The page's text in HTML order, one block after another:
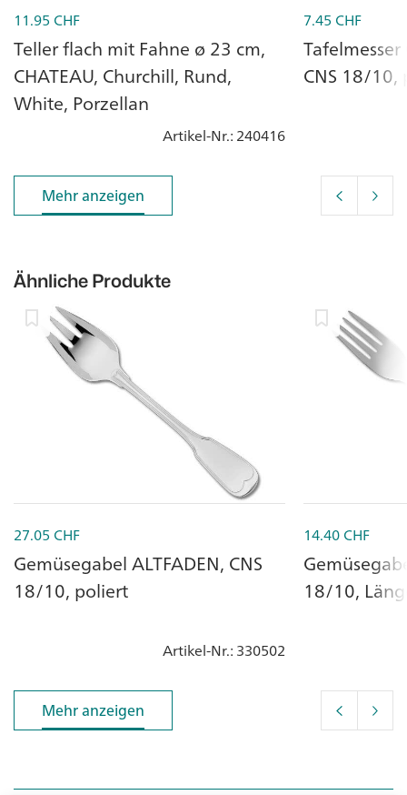
11.95 CHF
Teller flach mit Fahne ø 23 cm,
CHATEAU, Churchill, Rund,
White, Porzellan
Artikel-Nr.: 240416
7.45 CHF
CNS 18/10,
Mehr anzeigen
Mehr anzeigen
Ähnliche Produkte
27.05 CHF
Gemüsegabel ALTFADEN, CNS
18/10, poliert
Artikel-Nr.: 330502
14.40CHF
18/10,
Mehr anzeigen
Mehr anzeigen